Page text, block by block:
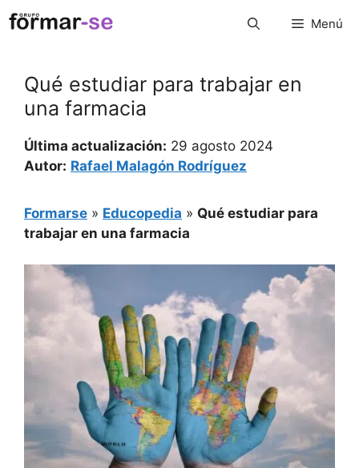
Saltar
al
Menú
Qué estudiar para trabajar en
una farmacia
Última actualización: 29 agosto 2024
Autor: Rafael Malagón Rodríguez
Formarse » Educopedia » Qué estudiar para
trabajar en una farmacia